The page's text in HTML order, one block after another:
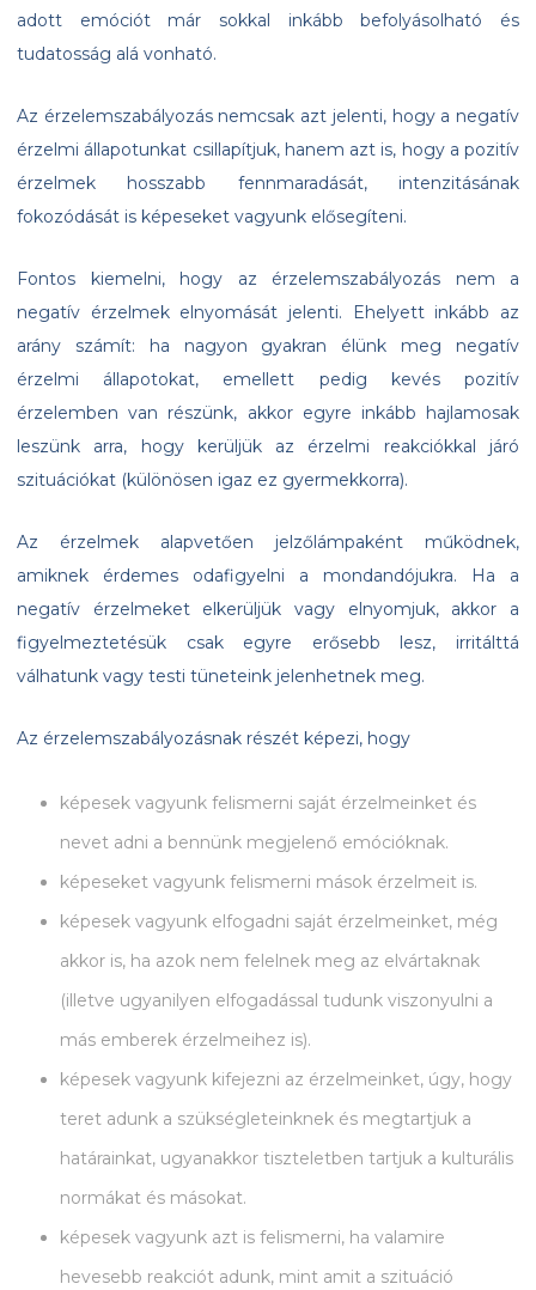
adott emóciót már sokkal inkább befolyásolható és
tudatosság alá vonható.
Az érzelemszabályozás nemcsak azt jelenti, hogy a negatív
érzelmi állapotunkat csillapítjuk, hanem azt is, hogy a pozitív
érzelmek hosszabb fennmaradását, intenzitásának
fokozódását is képeseket vagyunk elősegíteni.
Fontos kiemelni, hogy az érzelemszabályozás nem a
negatív érzelmek elnyomását jelenti. Ehelyett inkább az
arány számít: ha nagyon gyakran élünk meg negatív
érzelmi állapotokat, emellett pedig kevés pozitív
érzelemben van részünk, akkor egyre inkább hajlamosak
leszünk arra, hogy kerüljük az érzelmi reakciókkal járó
szituációkat (különösen igaz ez gyermekkorra).
Az érzelmek alapvetően jelzőlámpaként működnek,
amiknek érdemes odafigyelni a mondandójukra. Ha a
negatív érzelmeket elkerüljük vagy elnyomjuk, akkor a
figyelmeztetésük csak egyre erősebb lesz, irritálttá
válhatunk vagy testi tüneteink jelenhetnek meg.
Az érzelemszabályozásnak részét képezi, hogy
képesek vagyunk felismerni saját érzelmeinket és
nevet adni a bennünk megjelenő emócióknak.
képeseket vagyunk felismerni mások érzelmeit is.
képesek vagyunk elfogadni saját érzelmeinket, még
akkor is, ha azok nem felelnek meg az elvártaknak
(illetve ugyanilyen elfogadással tudunk viszonyulni a
más emberek érzelmeihez is).
képesek vagyunk kifejezni az érzelmeinket, úgy, hogy
teret adunk a szükségleteinknek és megtartjuk a
határainkat, ugyanakkor tiszteletben tartjuk a kulturális
normákat és másokat.
képesek vagyunk azt is felismerni, ha valamire
hevesebb reakciót adunk, mint amit a szituáció